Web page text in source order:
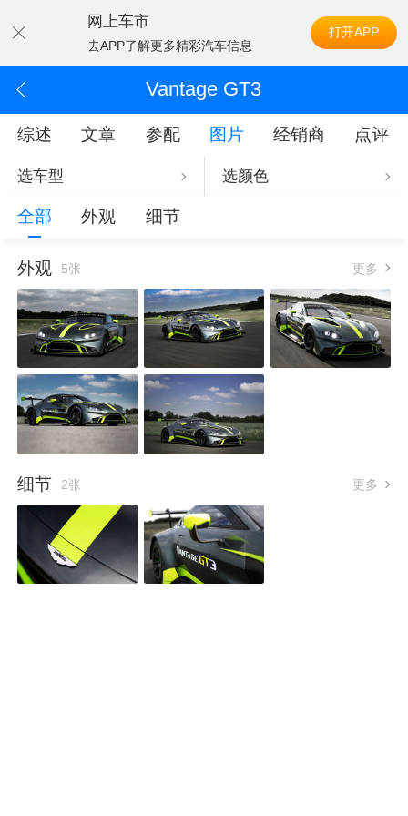
网上车市
去APP了解更多精彩汽车信息
打开APP
Vantage GT3
综述 文章 参配 图片 经销商 点评
选车型 选颜色
全部 外观 细节
外观 5张 更多
细节 2张 更多